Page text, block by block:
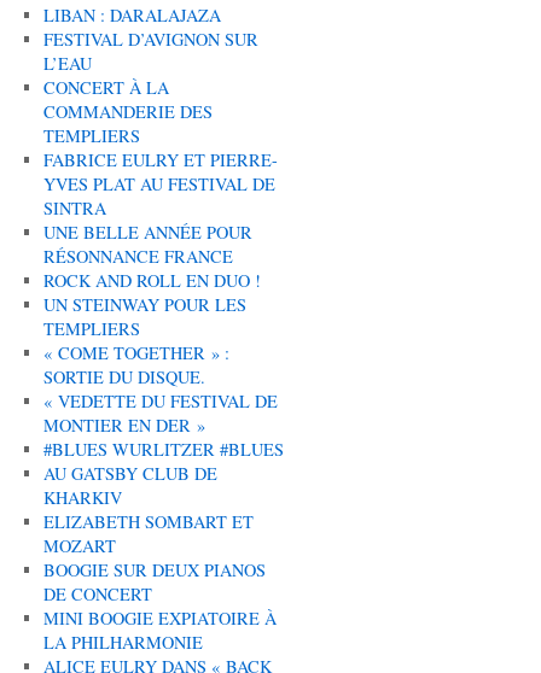
LIBAN : DARALAJAZA
FESTIVAL D’AVIGNON SUR
L’EAU
CONCERT À LA
COMMANDERIE DES
TEMPLIERS
FABRICE EULRY ET PIERRE-
YVES PLAT AU FESTIVAL DE
SINTRA
UNE BELLE ANNÉE POUR
RÉSONNANCE FRANCE
ROCK AND ROLL EN DUO !
UN STEINWAY POUR LES
TEMPLIERS
« COME TOGETHER » :
SORTIE DU DISQUE.
« VEDETTE DU FESTIVAL DE
MONTIER EN DER »
#BLUES WURLITZER #BLUES
AU GATSBY CLUB DE
KHARKIV
ELIZABETH SOMBART ET
MOZART
BOOGIE SUR DEUX PIANOS
DE CONCERT
MINI BOOGIE EXPIATOIRE À
LA PHILHARMONIE
ALICE EULRY DANS « BACK